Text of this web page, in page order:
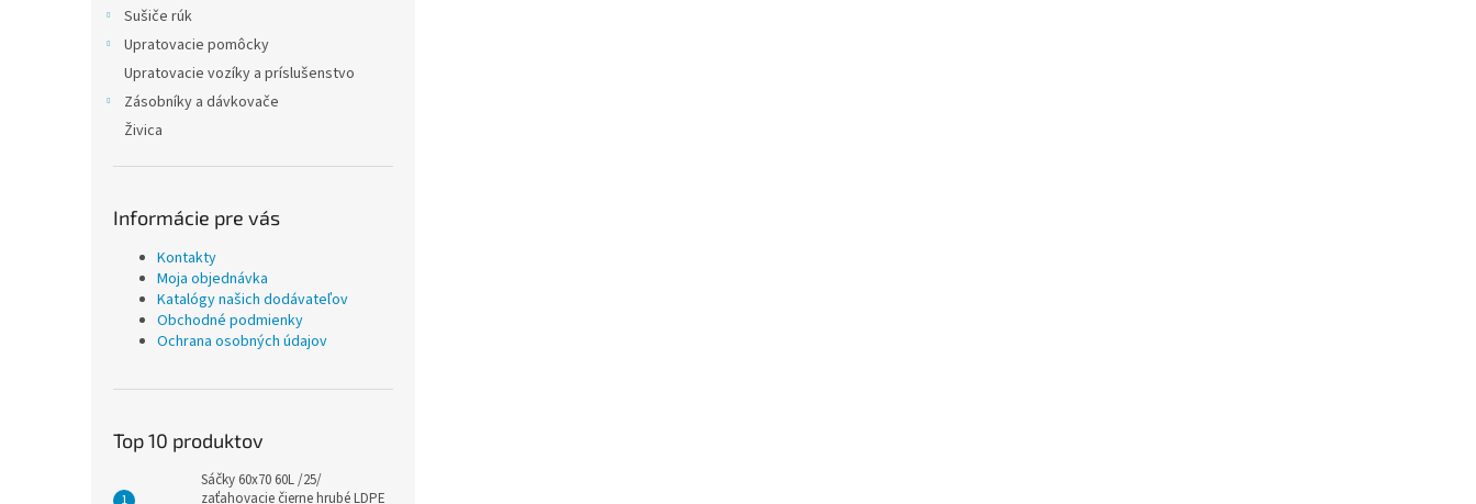
Sušiče rúk
Upratovacie pomôcky
Upratovacie vozíky a príslušenstvo
Zásobníky a dávkovače
Živica
Informácie pre vás
Kontakty
Moja objednávka
Katalógy našich dodávateľov
Obchodné podmienky
Ochrana osobných údajov
Top 10 produktov
Sáčky 60x70 60L /25/
zaťahovacie čierne hrubé LDPE